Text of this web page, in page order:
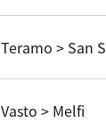
Teramo > San
Vasto > Melfi